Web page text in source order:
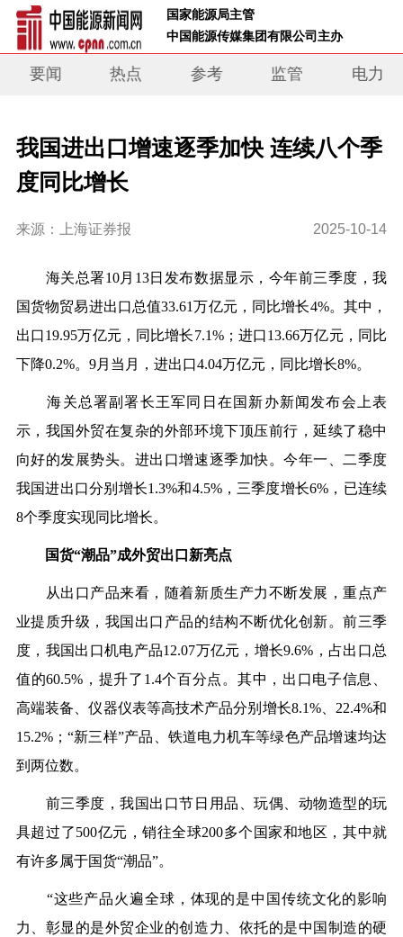
国家能源局主管
中国能源传媒集团有限公司主办
要闻 热点 参考 监管 电力
我国进出口增速逐季加快 连续八个季
度同比增长
来源：上海证券报 2025-10-14
海关总署10月13日发布数据显示，今年前三季度，我
国货物贸易进出口总值33.61万亿元，同比增长4%。其中，
出口19.95万亿元，同比增长7.1%；进口13.66万亿元，同比
下降0.2%。9月当月，进出口4.04万亿元，同比增长8%。
海关总署副署长王军同日在国新办新闻发布会上表
示，我国外贸在复杂的外部环境下顶压前行，延续了稳中
向好的发展势头。进出口增速逐季加快。今年一、二季度
我国进出口分别增长1.3%和4.5%，三季度增长6%，已连续
8个季度实现同比增长。
国货“潮品”成外贸出口新亮点
从出口产品来看，随着新质生产力不断发展，重点产
业提质升级，我国出口产品的结构不断优化创新。前三季
度，我国出口机电产品12.07万亿元，增长9.6%，占出口总
值的60.5%，提升了1.4个百分点。其中，出口电子信息、
高端装备、仪器仪表等高技术产品分别增长8.1%、22.4%和
15.2%；“新三样”产品、铁道电力机车等绿色产品增速均达
到两位数。
前三季度，我国出口节日用品、玩偶、动物造型的玩
具超过了500亿元，销往全球200多个国家和地区，其中就
有许多属于国货“潮品”。
“这些产品火遍全球，体现的是中国传统文化的影响
力、彰显的是外贸企业的创造力、依托的是中国制造的硬